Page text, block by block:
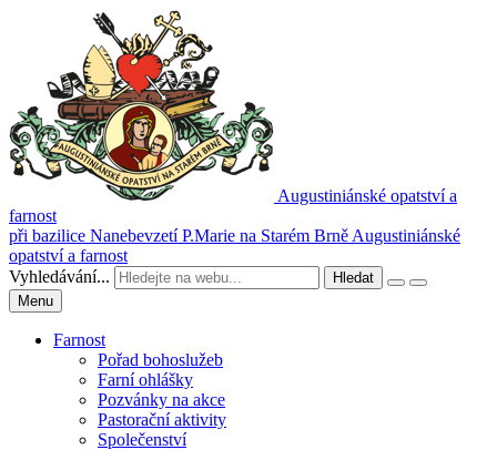
Augustiniánské opatství a
farnost
při bazilice Nanebevzetí P.Marie na Starém Brně Augustiniánské
opatství a farnost
Vyhledávání...
Hledat
Menu
Farnost
Pořad bohoslužeb
Farní ohlášky
Pozvánky na akce
Pastorační aktivity
Společenství